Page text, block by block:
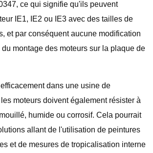
ce qui signifie qu'ils peuvent
IE1, IE2 ou IE3 avec des tailles de
et par conséquent aucune modification
montage des moteurs sur la plaque de
dans une usine de
les moteurs doivent également résister à
humide ou corrosif. Cela pourrait
allant de l'utilisation de peintures
et de mesures de tropicalisation interne